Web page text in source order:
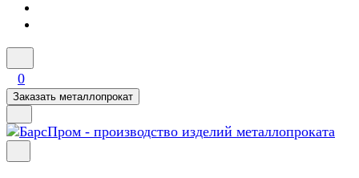
0
Заказать металлопрокат